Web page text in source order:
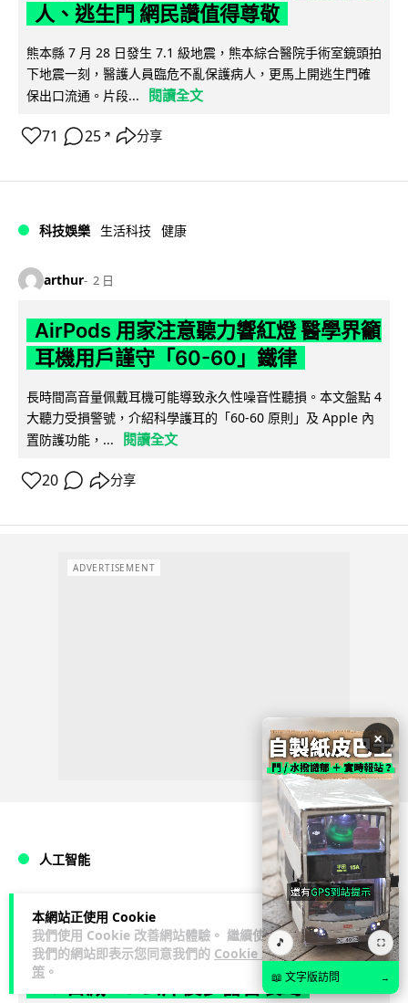
本網站正使用 Cookie
我們使用 Cookie 改善網站體驗。 繼續使用
我們的網站即表示您同意我們的 Cookie 政
策 。
人、逃生門 網民讚值得尊敬
熊本縣 7 月 28 日發生 7.1 級地震，熊本綜合醫院手術室鏡頭拍
下地震一刻，醫護人員臨危不亂保護病人，更馬上開逃生門確
保出口流通。片段...
閱讀全文
71 25 ↗ 分享
科技娛樂 生活科技 健康
arthur 2 日
AirPods 用家注意聽力響紅燈 醫學界籲
耳機用戶謹守「60-60」鐵律
長時間高音量佩戴耳機可能導致永久性噪音性聽損。本文盤點 4
大聽力受損警號，介紹科學護耳的「60-60 原則」及 Apple 內
置防護功能，...
閱讀全文
20 分享
ADVERTISEMENT
人工智能
arthur 2 日
AI 減肥餐單配合高強度操練 成都男
45 日減 20 公斤後多器官衰竭
×
🎵 ⛶
📖 文字版訪問 →